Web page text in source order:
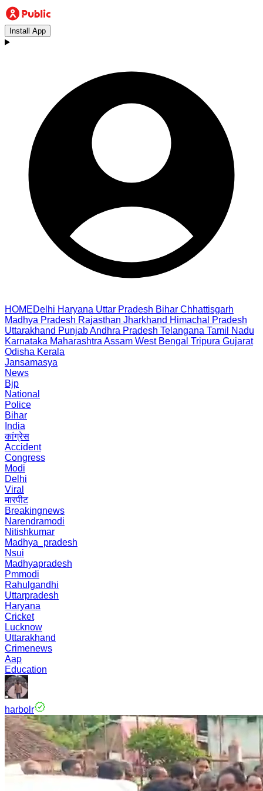
Install App
HOMEDelhi Haryana Uttar Pradesh Bihar Chhattisgarh
Madhya Pradesh Rajasthan Jharkhand Himachal Pradesh
Uttarakhand PunjabAndhra Pradesh Telangana Tamil Nadu
Karnataka Maharashtra Assam West Bengal Tripura Gujarat
Odisha Kerala
Jansamasya
News
Bjp
National
Police
Bihar
India
कांग्रेस
Accident
Congress
Modi
Delhi
Viral
मारपीट
Breakingnews
Narendramodi
Nitishkumar
Madhya_pradesh
Nsui
Madhyapradesh
Pmmodi
Rahulgandhi
Uttarpradesh
Haryana
Cricket
Lucknow
Uttarakhand
Crimenews
Aap
Education
harbolr